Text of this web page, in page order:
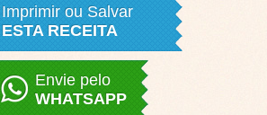
Imprimir ou Salvar
ESTA RECEITA
Envie pelo
WHATSAPP